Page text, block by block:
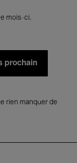
mois-ci.
prochain
rien manquer de